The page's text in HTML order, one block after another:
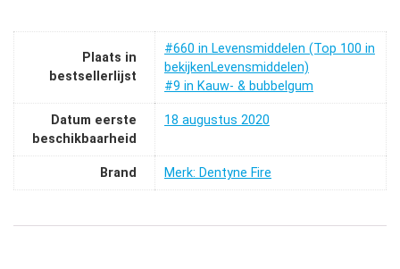
Plaats in
bestsellerlijst
#660 in Levensmiddelen (Top 100 in
bekijkenLevensmiddelen)
#9 in Kauw- & bubbelgum
Datum eerste
beschikbaarheid
18 augustus 2020
Brand Merk: Dentyne Fire